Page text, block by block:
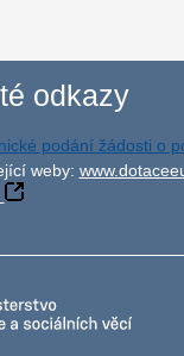
odkazy
podání žádosti o
weby: